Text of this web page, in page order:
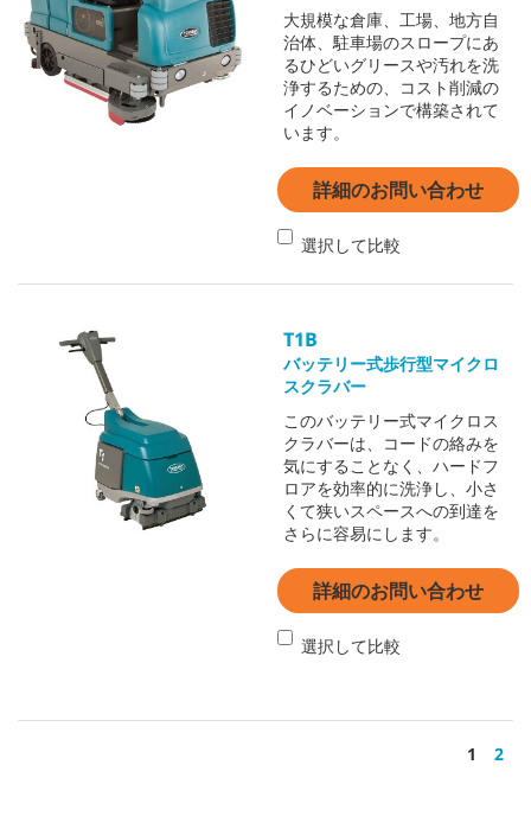
大規模な倉庫、工場、地方自
治体、駐車場のスロープにあ
るひどいグリースや汚れを洗
浄するための、コスト削減の
イノベーションで構築されて
います。
詳細のお問い合わせ
選択して比較
T1B
バッテリー式歩行型マイクロ
スクラバー
このバッテリー式マイクロス
クラバーは、コードの絡みを
気にすることなく、ハードフ
ロアを効率的に洗浄し、小さ
くて狭いスペースへの到達を
さらに容易にします。
詳細のお問い合わせ
選択して比較
1 2